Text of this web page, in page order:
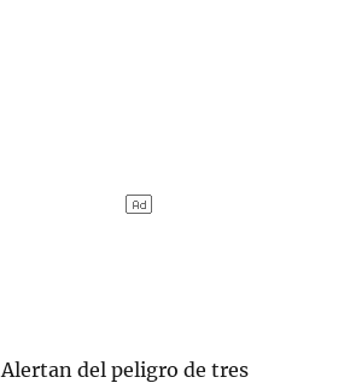
Alertan del peligro de tres